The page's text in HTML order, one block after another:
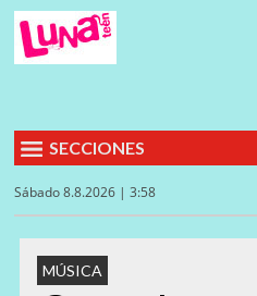
SECCIONES
Sábado 8.8.2026 | 3:58
MÚSICA